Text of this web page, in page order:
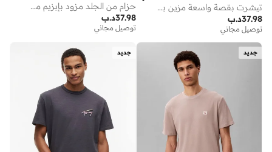
تيشرت بقصة واسعة مزين بشعار خطي بنمط جرافيك
د.ب37.98
توصيل مجاني
حزام من الجلد مزود بإبزيم مربع الشكل
د.ب37.98
توصيل مجاني
جديد جديد